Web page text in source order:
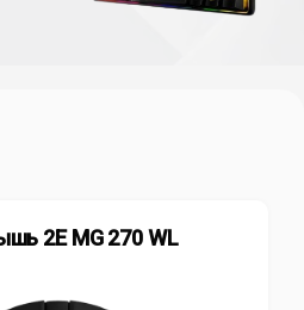
2E MG 270 WL